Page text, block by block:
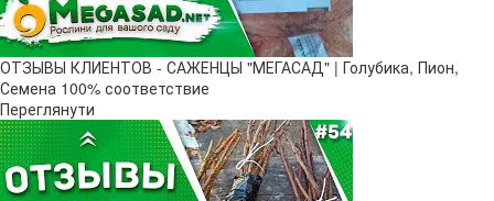
ОТЗЫВЫ КЛИЕНТОВ - САЖЕНЦЫ "МЕГАСАД" | Голубика, Пион,
Семена 100% соответствие
Переглянути